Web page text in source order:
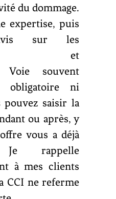
du dommage.
expertise, puis
sur les
et
Voie souvent
ni
saisir la
ou après, y
vous a déjà
rappelle
à mes clients
CCI ne referme